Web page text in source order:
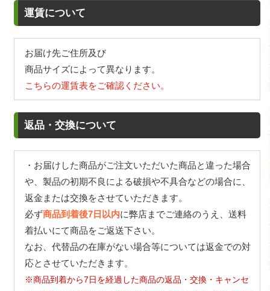
運賃について
お届け先ご住所及び
商品サイズによって異なります。
こちらの運賃表をご確認ください。
返品・交換について
・お届けした商品がご注文いただいた商品と違った場合
や、製品の初期不良による破損や不具合などの場合に、
返金または交換をさせていただきます。
必ず商品到着後7日以内に弊店までご連絡のうえ、送料
着払いにて商品をご返送下さい。
なお、代替品の在庫がない場合等については返金での対
応とさせていただきます。
※商品到着から7日を経過した商品の返品・交換・キャンセ